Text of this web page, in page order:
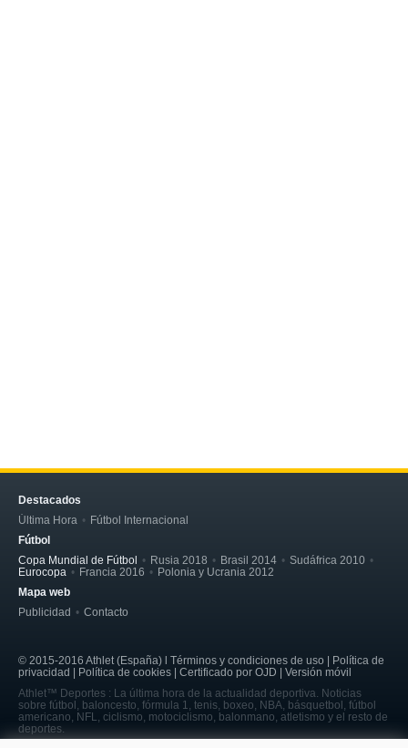
Destacados
Última Hora
Fútbol Internacional
Fútbol
Copa Mundial de Fútbol
Rusia 2018 Brasil 2014
Sudáfrica 2010
Eurocopa
Francia 2016
Polonia y Ucrania 2012
Mapa web
Publicidad
Contacto
© 2015-2016 Athlet (España) l Términos y condiciones de uso | Política de
privacidad | Política de cookies | Certificado por OJD | Versión móvil
Athlet™ Deportes : La última hora de la actualidad deportiva. Noticias
sobre fútbol, baloncesto, fórmula 1, tenis, boxeo, NBA, básquetbol, fútbol
americano, NFL, ciclismo, motociclismo, balonmano, atletismo y el resto de
deportes.